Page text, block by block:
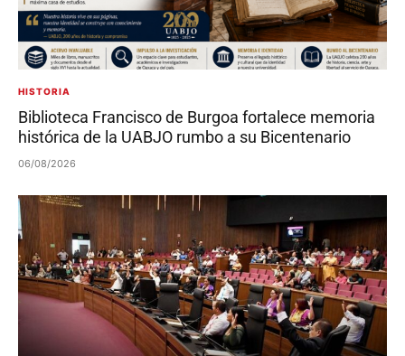
HISTORIA
Biblioteca Francisco de Burgoa fortalece memoria
histórica de la UABJO rumbo a su Bicentenario
06/08/2026